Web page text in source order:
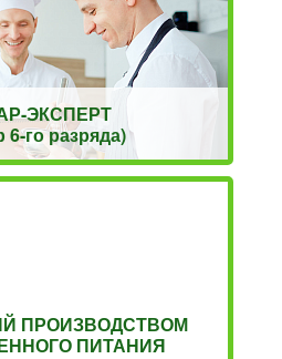
ЭКСПЕРТ
6-го разряда)
ПРОИЗВОДСТВОМ
ПИТАНИЯ